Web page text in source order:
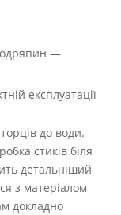
—
експлуатації
до води.
стиків біля
детальніший
з матеріалом
докладно